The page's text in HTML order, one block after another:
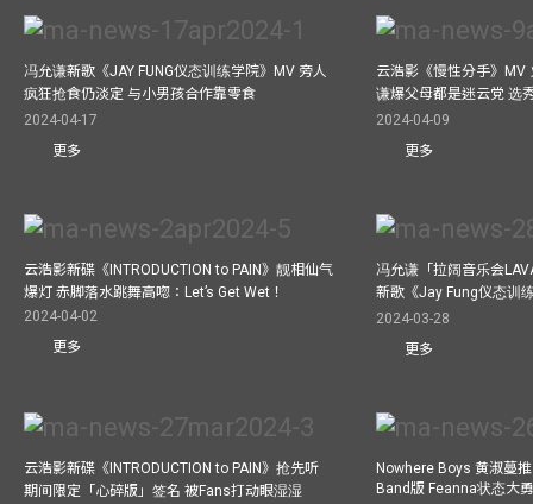
冯允谦新歌《JAY FUNG仪态训练学院》MV 旁人
疯狂抢食仍淡定 与小男孩合作靠零食
2024-04-17
更多
云浩影《慢性分手》MV
谦爆父母都是迷云党 选
2024-04-09
更多
云浩影新碟《INTRODUCTION to PAIN》靓相仙气
爆灯 赤脚落水跳舞高唿：Let’s Get Wet！
2024-04-02
更多
冯允谦「拉阔音乐会
新歌《Jay Fung仪态训
2024-03-28
更多
云浩影新碟《INTRODUCTION to PAIN》抢先听
期间限定「心碎版」签名 被Fans打动眼湿湿
Nowhere Boys 黄淑蔓
Band版 Feanna状态大